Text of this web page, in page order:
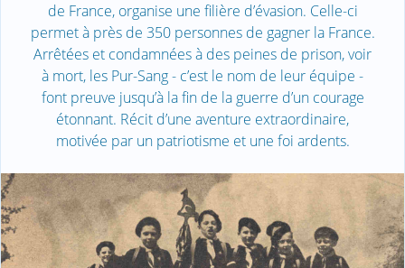
de France, organise une filière d’évasion. Celle-ci
permet à près de 350 personnes de gagner la France.
Arrêtées et condamnées à des peines de prison, voir
à mort, les Pur-Sang - c’est le nom de leur équipe -
font preuve jusqu’à la fin de la guerre d’un courage
étonnant. Récit d’une aventure extraordinaire,
motivée par un patriotisme et une foi ardents.